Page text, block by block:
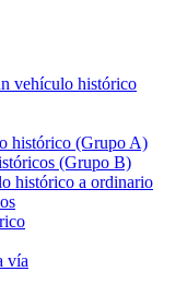
vehículo histórico
histórico (Grupo A)
(Grupo B)
histórico a ordinario
vía